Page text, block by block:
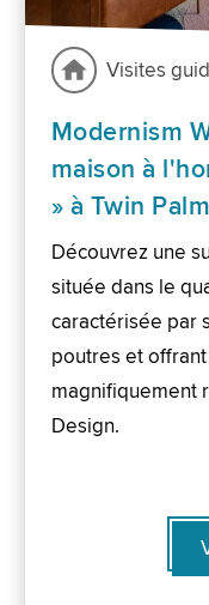
Visites
Modernism
maison à
» à Twin
Découvrez une
située dans le
caractérisée par
poutres et
magnifiquement
Design.